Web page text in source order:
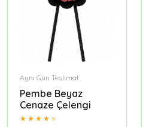
Aynı Gün Teslimat
Pembe Beyaz
Cenaze Çelengi